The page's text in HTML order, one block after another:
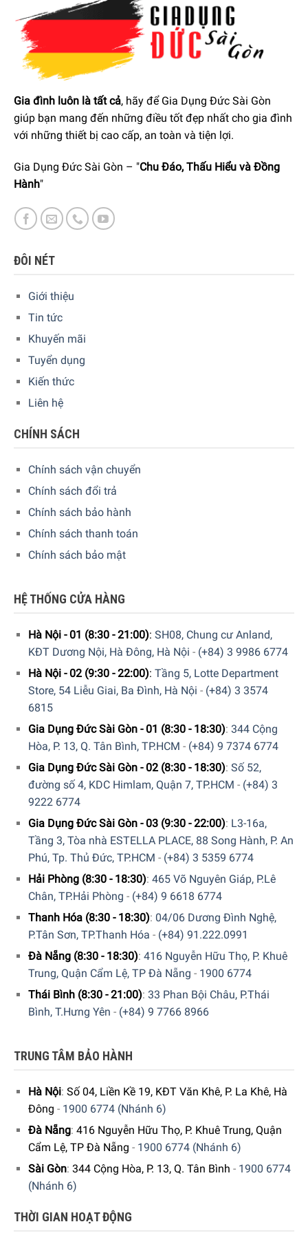
Lò Vi Sóng Miele M 2234 SC giúp bạn tiết kiệm thời gian chuẩn
bị với Quick Microwave
Trang bị hệ thống nướng thạch anh
thống bóng sấy nhiệt thạch anh và kết hợp với bàn xoay sẽ
làm chín các món ăn của bạn một cách đồng đều và
đa chỉ sau vài giây. Ví dụ, bạn có thể sử dụng cho khoai tây
thiện không chỉ về hình thức mà còn về hương vị.
Lò Vi Sóng Miele M 2234 SC mang đến những món ăn vàng
Kết hợp vi sóng và nướng trong quá trình nấu
Với việc tích hợp hệ thống nướng bằng các bóng thạch anh
và tính năng cho phép hoạt động kết hợp giữa vi sóng và
nướng sẽ giúp bạn tối ưu hóa các quá trình nấu ăn của
mình. Với tùy chọn này bạn có thể nấu chín bên trong và
làm vàng giòn bên ngoài chỉ trong cùng một quy trình. Bạn
có thể chế biến món thịt hầm, bánh pizza hoặc đùi gà giòn
ngon ở chế độ kết hợp mà không cần phải thực hiện thêm
bất kỳ cài đặt nào hoặc kiểm tra quá trình nấu ăn.
Lò Vi Sóng Miele M 2234 SC giúp bạn có được các món ăn
ngon hơn, đẹp mắt hơn với chế độ kết hợp
Tính năng tự động giữ ấm
trình nấu ở mức công suất tối thiểu 450W, lò vi sóng Miele
M 2234 SC sẽ tự động chuyển qua chế độ giữ ấm thức ăn.
Nếu cửa lò không mở và không có bất kỳ thao tác điều
khiển nào thì Miele M 2234 SC sẽ giúp bạn giữ thức ăn
bằng cách duy trì mức công suất 80W với thời gian lên đến
15 phút.
Gia đình luôn là tất cả, hãy để Gia Dụng Đức Sài Gòn
giúp bạn mang đến những điều tốt đẹp nhất cho gia đình
với những thiết bị cao cấp, an toàn và tiện lợi.
Gia Dụng Đức Sài Gòn – "Chu Đáo, Thấu Hiểu và Đồng
Hành"
ĐÔI NÉT
Giới thiệu
Tin tức
Khuyến mãi
Tuyển dụng
Kiến thức
Liên hệ
CHÍNH SÁCH
Chính sách vận chuyển
Chính sách đổi trả
Chính sách bảo hành
Chính sách thanh toán
Chính sách bảo mật
HỆ THỐNG CỬA HÀNG
Hà Nội - 01 (8:30 - 21:00): SH08, Chung cư Anland,
KĐT Dương Nội, Hà Đông, Hà Nội - (+84) 3 9986 6774
Hà Nội - 02 (9:30 - 22:00): Tầng 5, Lotte Department
Store, 54 Liễu Giai, Ba Đình, Hà Nội - (+84) 3 3574
6815
Gia Dụng Đức Sài Gòn - 01 (8:30 - 18:30): 344 Cộng
Hòa, P. 13, Q. Tân Bình, TP.HCM - (+84) 9 7374 6774
Gia Dụng Đức Sài Gòn - 02 (8:30 - 18:30): Số 52,
đường số 4, KDC Himlam, Quận 7, TP.HCM - (+84) 3
9222 6774
Gia Dụng Đức Sài Gòn - 03 (9:30 - 22:00): L3-16a,
Tầng 3, Tòa nhà ESTELLA PLACE, 88 Song Hành, P. An
Phú, Tp. Thủ Đức, TP.HCM - (+84) 3 5359 6774
Hải Phòng (8:30 - 18:30): 465 Võ Nguyên Giáp, P.Lê
Chân, TP.Hải Phòng - (+84) 9 6618 6774
Thanh Hóa (8:30 - 18:30): 04/06 Dương Đình Nghệ,
P.Tân Sơn, TP.Thanh Hóa - (+84) 91.222.0991
Đà Nẵng (8:30 - 18:30): 416 Nguyễn Hữu Thọ, P. Khuê
Trung, Quận Cẩm Lệ, TP Đà Nẵng - 1900 6774
Thái Bình (8:30 - 21:00): 33 Phan Bội Châu, P.Thái
Bình, T.Hưng Yên - (+84) 9 7766 8966
TRUNG TÂM BẢO HÀNH
Hà Nội: Số 04, Liền Kề 19, KĐT Văn Khê, P. La Khê, Hà
Đông - 1900 6774 (Nhánh 6)
Đà Nẵng: 416 Nguyễn Hữu Thọ, P. Khuê Trung, Quận
Cẩm Lệ, TP Đà Nẵng - 1900 6774 (Nhánh 6)
Sài Gòn: 344 Cộng Hòa, P. 13, Q. Tân Bình - 1900 6774
(Nhánh 6)
THỜI GIAN HOẠT ĐỘNG